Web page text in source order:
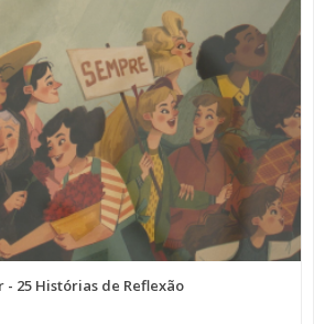
25 Histórias de Reflexão